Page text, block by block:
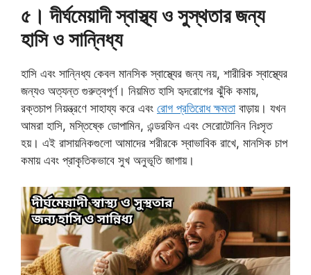
৫। দীর্ঘমেয়াদী স্বাস্থ্য ও সুস্থতার জন্য
হাসি ও সান্নিধ্য
হাসি এবং সান্নিধ্য কেবল মানসিক স্বাস্থ্যের জন্য নয়, শারীরিক স্বাস্থ্যের
জন্যও অত্যন্ত গুরুত্বপূর্ণ। নিয়মিত হাসি হৃদরোগের ঝুঁকি কমায়,
রক্তচাপ নিয়ন্ত্রণে সাহায্য করে এবং রোগ প্রতিরোধ ক্ষমতাবাড়ায়। যখন
আমরা হাসি, মস্তিষ্কে ডোপামিন, এন্ডরফিন এবং সেরোটোনিন নিঃসৃত
হয়। এই রাসায়নিকগুলো আমাদের শরীরকে স্বাভাবিক রাখে, মানসিক চাপ
কমায় এবং প্রাকৃতিকভাবে সুখ অনুভূতি জাগায়।